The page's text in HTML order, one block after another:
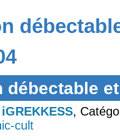
débectable
iGREKKESS,
cult